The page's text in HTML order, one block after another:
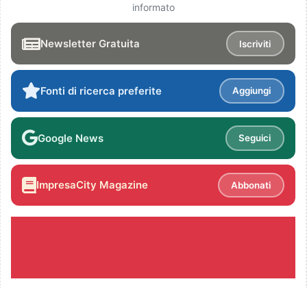
informato
Newsletter Gratuita Iscriviti
Fonti di ricerca preferite Aggiungi
Google News Seguici
ImpresaCity Magazine Abbonati